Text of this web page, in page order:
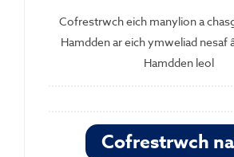
Cofrestrwch eich manylion a
Hamdden ar eich ymweliad nesaf
Hamdden leol
Cofrestrwch